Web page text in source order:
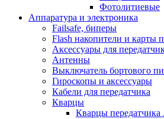
Фотолитиевые
Аппаратура и электроника
Failsafe, биперы
Flash накопители и карты
Аксессуары для
Антенны
Выключатель бортового
Гироскопы и аксессуары
Кабели для передатчика
Кварцы
Кварцы